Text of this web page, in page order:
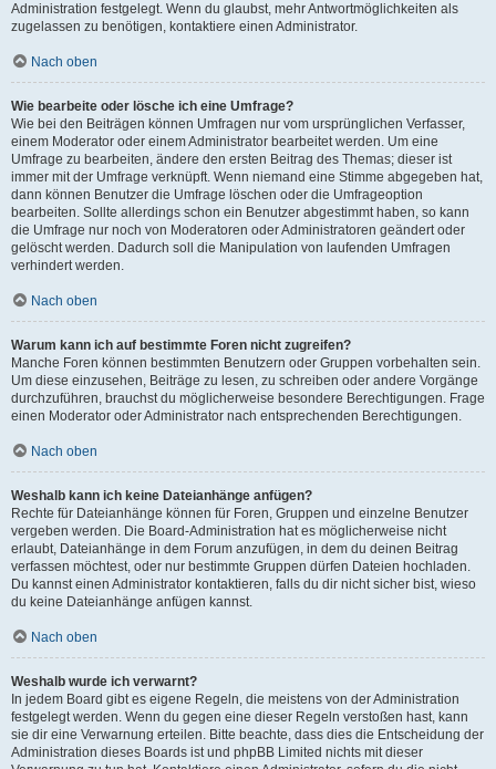
Administration festgelegt. Wenn du glaubst, mehr Antwortmöglichkeiten als
zugelassen zu benötigen, kontaktiere einen Administrator.
Nach oben
Wie bearbeite oder lösche ich eine Umfrage?
Wie bei den Beiträgen können Umfragen nur vom ursprünglichen Verfasser,
einem Moderator oder einem Administrator bearbeitet werden. Um eine
Umfrage zu bearbeiten, ändere den ersten Beitrag des Themas; dieser ist
immer mit der Umfrage verknüpft. Wenn niemand eine Stimme abgegeben hat,
dann können Benutzer die Umfrage löschen oder die Umfrageoption
bearbeiten. Sollte allerdings schon ein Benutzer abgestimmt haben, so kann
die Umfrage nur noch von Moderatoren oder Administratoren geändert oder
gelöscht werden. Dadurch soll die Manipulation von laufenden Umfragen
verhindert werden.
Nach oben
Warum kann ich auf bestimmte Foren nicht zugreifen?
Manche Foren können bestimmten Benutzern oder Gruppen vorbehalten sein.
Um diese einzusehen, Beiträge zu lesen, zu schreiben oder andere Vorgänge
durchzuführen, brauchst du möglicherweise besondere Berechtigungen. Frage
einen Moderator oder Administrator nach entsprechenden Berechtigungen.
Nach oben
Weshalb kann ich keine Dateianhänge anfügen?
Rechte für Dateianhänge können für Foren, Gruppen und einzelne Benutzer
vergeben werden. Die Board-Administration hat es möglicherweise nicht
erlaubt, Dateianhänge in dem Forum anzufügen, in dem du deinen Beitrag
verfassen möchtest, oder nur bestimmte Gruppen dürfen Dateien hochladen.
Du kannst einen Administrator kontaktieren, falls du dir nicht sicher bist, wieso
du keine Dateianhänge anfügen kannst.
Nach oben
Weshalb wurde ich verwarnt?
In jedem Board gibt es eigene Regeln, die meistens von der Administration
festgelegt werden. Wenn du gegen eine dieser Regeln verstoßen hast, kann
sie dir eine Verwarnung erteilen. Bitte beachte, dass dies die Entscheidung der
Administration dieses Boards ist und phpBB Limited nichts mit dieser